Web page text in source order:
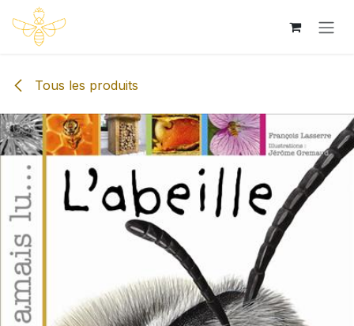
Se rendre au contenu
Tous les produits